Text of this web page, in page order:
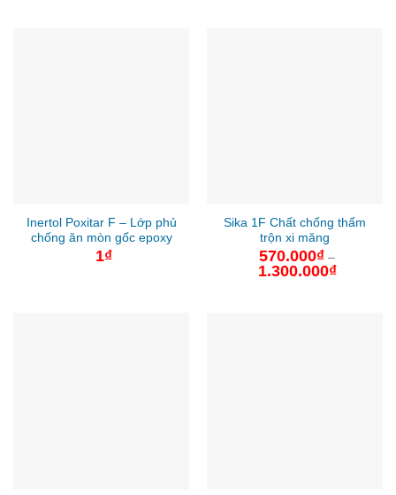
Inertol Poxitar F – Lớp phủ
chống ăn mòn gốc epoxy
1₫
Sika 1F Chất chống thấm
trộn xi măng
570.000₫ –
1.300.000₫Khoảng